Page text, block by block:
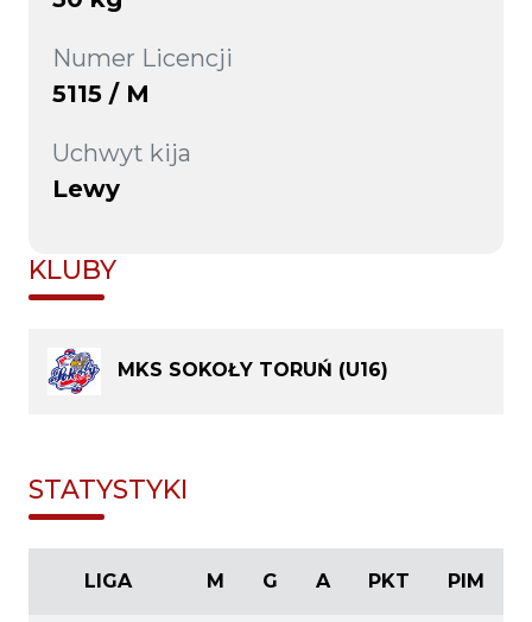
Numer Licencji
5115 / M
Uchwyt kija
Lewy
KLUBY
MKS SOKOŁY TORUŃ (U16)
STATYSTYKI
LIGA M G A PKT PIM